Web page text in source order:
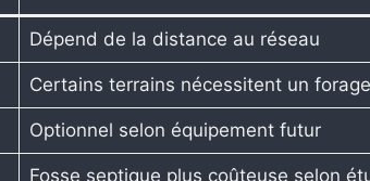
Dépend de la distance au réseau
Certains terrains nécessitent un forage
Optionnel selon équipement futur
Fosse septique plus coûteuse selon